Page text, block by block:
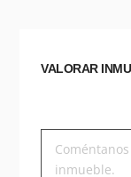
VALORAR